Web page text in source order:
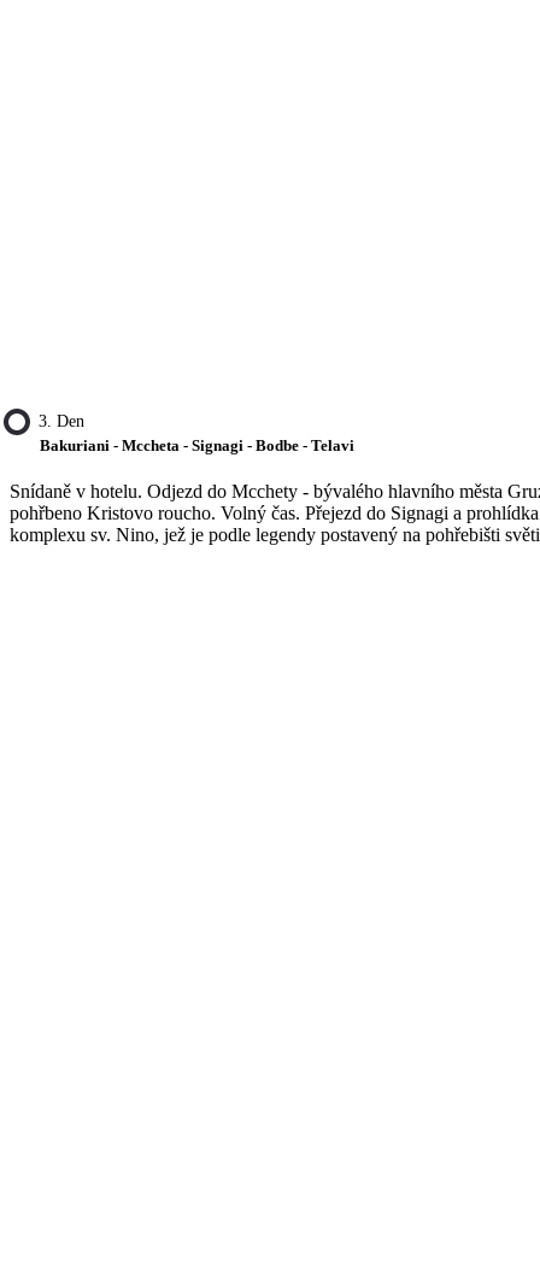
3. Den
Bakuriani - Mccheta - Signagi - Bodbe - Telavi
Snídaně v hotelu. Odjezd do Mcchety - bývalého hlavního města
pohřbeno Kristovo roucho. Volný čas. Přejezd do Signagi a
komplexu sv. Nino, jež je podle legendy postavený na pohřebišti